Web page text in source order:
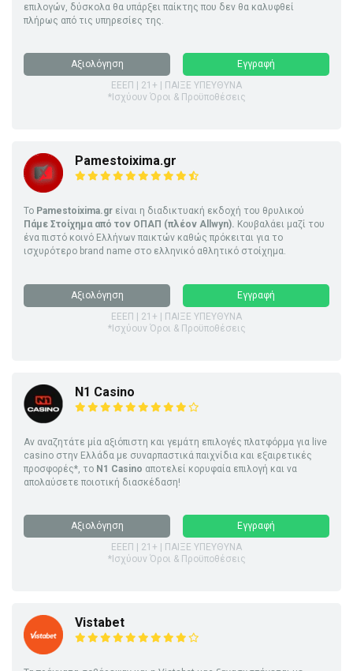
επιλογών, δύσκολα θα υπάρξει παίκτης που δεν θα καλυφθεί
πλήρως από τις υπηρεσίες της.
Αξιολόγηση
Εγγραφή
ΕΕΕΠ | 21+ | ΠΑΙΞΕ ΥΠΕΥΘΥΝΑ
*Ισχύουν Όροι & Προϋποθέσεις
Pamestoixima.gr
Το Pamestoixima.gr είναι η διαδικτυακή εκδοχή του θρυλικού
Πάμε Στοίχημα από τον ΟΠΑΠ (πλέον Allwyn). Κουβαλάει μαζί του
ένα πιστό κοινό Ελλήνων παικτών καθώς πρόκειται για το
ισχυρότερο brand name στο ελληνικό αθλητικό στοίχημα.
Αξιολόγηση
Εγγραφή
ΕΕΕΠ | 21+ | ΠΑΙΞΕ ΥΠΕΥΘΥΝΑ
*Ισχύουν Όροι & Προϋποθέσεις
N1 Casino
Αν αναζητάτε μία αξιόπιστη και γεμάτη επιλογές πλατφόρμα για live
casino στην Ελλάδα με συναρπαστικά παιχνίδια και εξαιρετικές
προσφορές*, το N1 Casino αποτελεί κορυφαία επιλογή και να
απολαύσετε ποιοτική διασκέδαση!
Αξιολόγηση
Εγγραφή
ΕΕΕΠ | 21+ | ΠΑΙΞΕ ΥΠΕΥΘΥΝΑ
*Ισχύουν Όροι & Προϋποθέσεις
Vistabet